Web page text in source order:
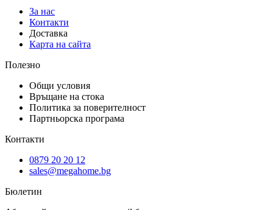
За нас
Контакти
Доставка
Карта на сайта
Полезно
Общи условия
Връщане на стока
Политика за поверителност
Партньорска програма
Контакти
0879 20 20 12
sales@megahome.bg
Бюлетин